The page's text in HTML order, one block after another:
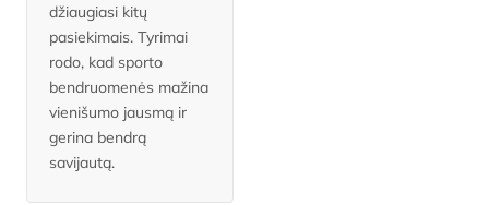
džiaugiasi kitų
pasiekimais. Tyrimai
rodo, kad sporto
bendruomenės mažina
vienišumo jausmą ir
gerina bendrą
savijautą.